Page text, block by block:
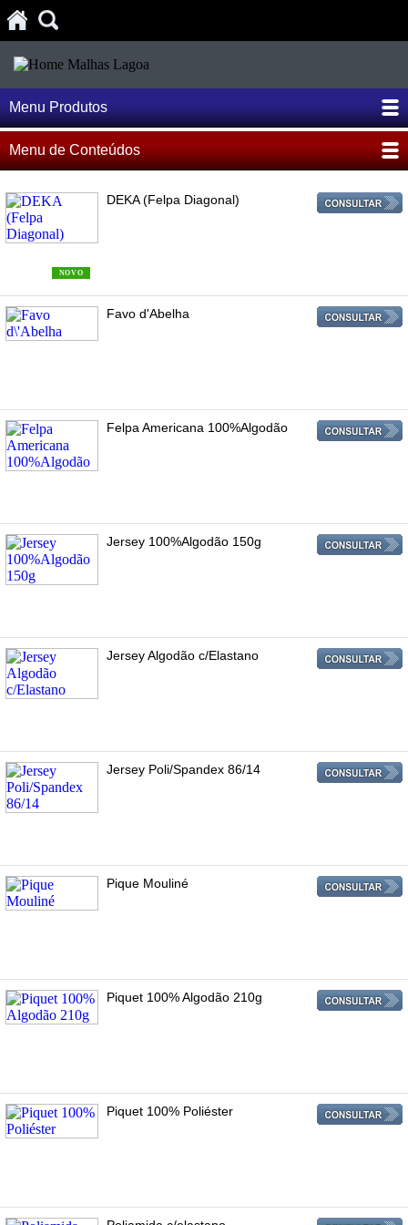
Menu Produtos
Menu de Conteúdos
NOVO
DEKA (Felpa Diagonal)
Favo d'Abelha
Felpa Americana 100%Algodão
Jersey 100%Algodão 150g
Jersey Algodão c/Elastano
Jersey Poli/Spandex 86/14
Pique Mouliné
Piquet 100% Algodão 210g
Piquet 100% Poliéster